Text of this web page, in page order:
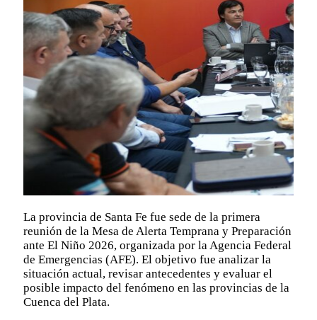
La provincia de Santa Fe fue sede de la primera
reunión de la Mesa de Alerta Temprana y Preparación
ante El Niño 2026, organizada por la Agencia Federal
de Emergencias (AFE). El objetivo fue analizar la
situación actual, revisar antecedentes y evaluar el
posible impacto del fenómeno en las provincias de la
Cuenca del Plata.